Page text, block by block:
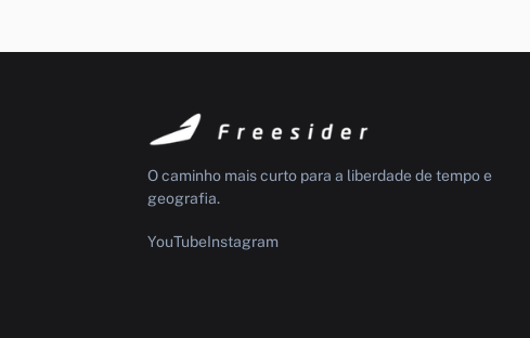
O caminho mais curto para a liberdade de tempo e
geografia.
YouTubeInstagram